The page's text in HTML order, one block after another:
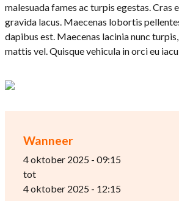
Wanneer
4 oktober 2025 - 09:15
tot
4 oktober 2025 - 12:15
malesuada fames ac turpis egestas. Cras
gravida lacus. Maecenas lobortis
dapibus est. Maecenas lacinia nunc
mattis vel. Quisque vehicula in orci eu